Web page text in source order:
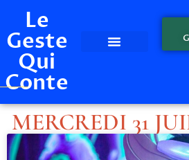
Le
Geste
Qui
Conte
MERCREDI 31